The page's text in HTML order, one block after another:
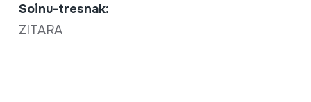
Soinu-tresnak:
ZITARA